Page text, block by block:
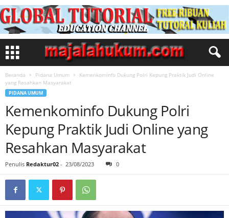
Beranda Pidana Umum
Kemenkominfo Dukung Polri Kepung Praktik Judi Online
yang Resahkan Masyarakat
PIDANA UMUM
Kemenkominfo Dukung Polri
Kepung Praktik Judi Online yang
Resahkan Masyarakat
Penulis Redaktur02 - 23/08/2023 0